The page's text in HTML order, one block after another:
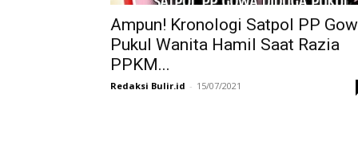
Ampun! Kronologi Satpol PP
Pukul Wanita Hamil Saat Razia
PPKM...
Redaksi Bulir.id - 15/07/2021